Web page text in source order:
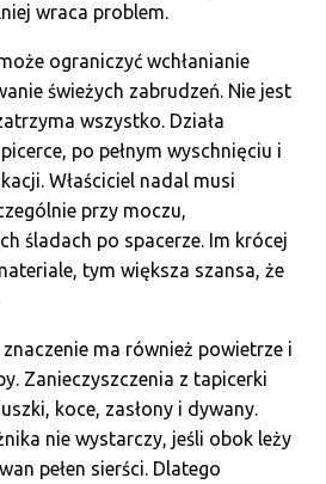
wraca problem.
ograniczyć wchłanianie
świeżych zabrudzeń. Nie jest
wszystko. Działa
po pełnym wyschnięciu i
Właściciel nadal musi
przy moczu,
śladach po spacerze. Im krócej
tym większa szansa, że
ma również powietrze i
Zanieczyszczenia z tapicerki
koce, zasłony i dywany.
nie wystarczy, jeśli obok leży
pełen sierści. Dlatego